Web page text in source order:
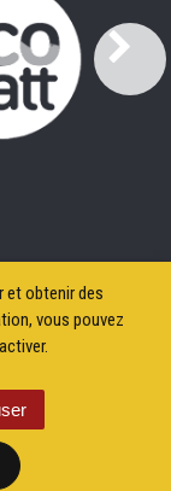
et obtenir des
vous pouvez